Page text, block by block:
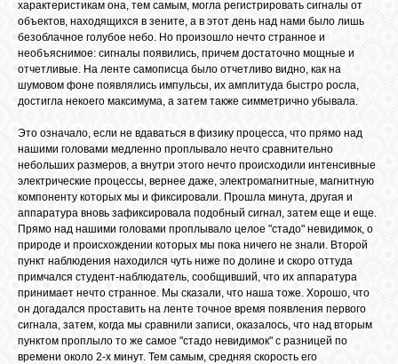
характеристикам она, тем самым, могла регистрировать сигналы от
объектов, находящихся в зените, а в этот день над нами было лишь
безоблачное голубое небо. Но произошло нечто странное и
необъяснимое: сигналы появились, причем достаточно мощные и
отчетливые. На ленте самописца было отчетливо видно, как на
шумовом фоне появлялись импульсы, их амплитуда быстро росла,
достигла некоего максимума, а затем также симметрично убывала.
Это означало, если не вдаваться в физику процесса, что прямо над
нашими головами медленно проплывало нечто сравнительно
небольших размеров, а внутри этого нечто происходили интенсивные
электрические процессы, вернее даже, электромагнитные, магнитную
компоненту которых мы и фиксировали. Прошла минута, другая и
аппаратура вновь зафиксировала подобный сигнал, затем еще и еще.
Прямо над нашими головами проплывало целое "стадо" невидимок, о
природе и происхождении которых мы пока ничего не знали. Второй
пункт наблюдения находился чуть ниже по долине и скоро оттуда
примчался студент-наблюдатель, сообщивший, что их аппаратура
принимает нечто странное. Мы сказали, что наша тоже. Хорошо, что
он догадался проставить на ленте точное время появления первого
сигнала, затем, когда мы сравнили записи, оказалось, что над вторым
пунктом проплыло то же самое "стадо невидимок" с разницей по
времени около 2-х минут. Тем самым, средняя скорость его